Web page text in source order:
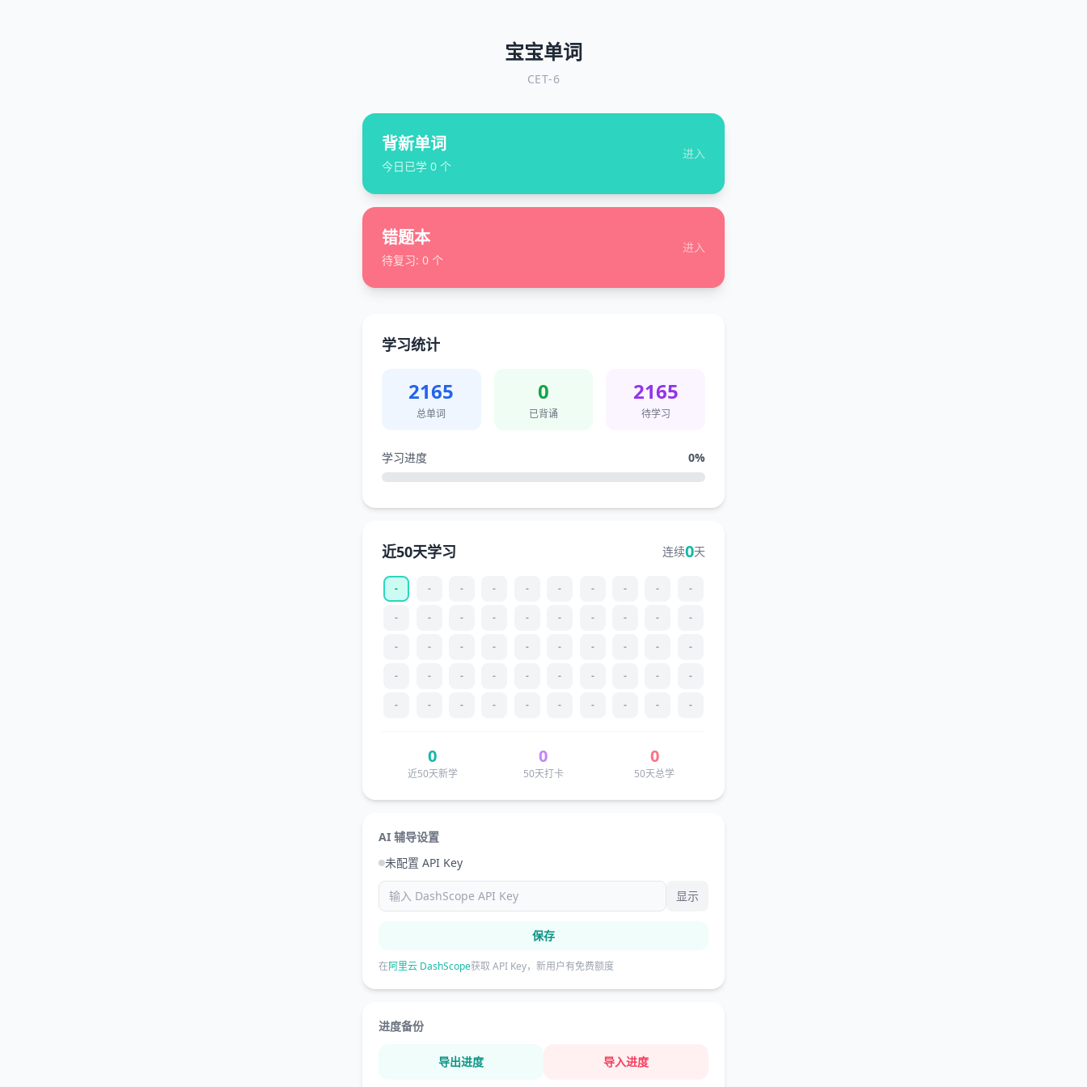
宝宝单词
CET-6
背新单词
今日已学 0 个
进入
错题本
待复习: 0 个
进入
学习统计
2165
总单词
0
已背诵
2165
待学习
学习进度 0%
近50天学习 连续0天
- - - - - - - - - -
- - - - - - - - - -
- - - - - - - - - -
- - - - - - - - - -
- - - - - - - - - -
0
近50天新学
0
50天打卡
0
50天总学
AI 辅导设置
未配置 API Key
显示
保存
在阿里云 DashScope获取 API Key，新用户有免费额度
进度备份
导出进度 导入进度